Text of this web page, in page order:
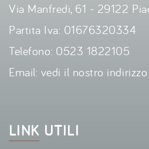
Via Manfredi, 61 - 29122
Partita Iva: 01676320334
Telefono: 0523 1822105
Email: vedi il nostro
LINK UTILI